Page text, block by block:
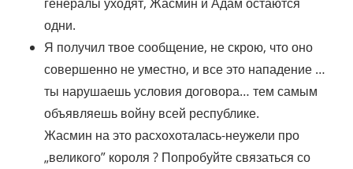
одни.
Я получил твое сообщение, не скрою, что оно
совершенно не уместно, и все это нападение …
ты нарушаешь условия договора… тем самым
объявляешь войну всей республике.
Жасмин на это расхохоталась-неужели про
„великого” короля ? Попробуйте связаться со